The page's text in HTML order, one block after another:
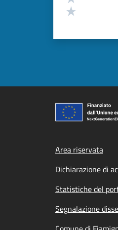
Footer
Area riservata
Dichiarazione di
Statistiche del
Segnalazione